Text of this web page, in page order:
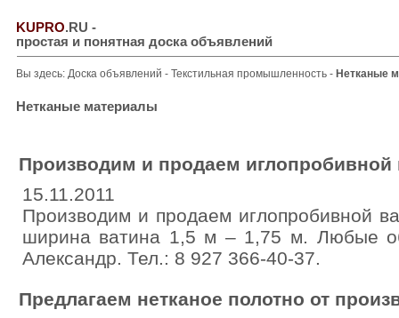
KUPRO.RU -
простая и понятная доска объявлений
Вы здесь: Доска объявлений - Текстильная промышленность - Нетканые
Нетканые материалы
Производим и продаем иглопробивной
15.11.2011
Производим и продаем иглопробивной
ширина ватина 1,5 м – 1,75 м. Любые
Александр. Тел.: 8 927 366-40-37.
Предлагаем нетканое полотно от